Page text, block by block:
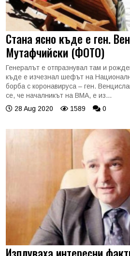
Стана ясно къде е ген.
Мутафчийски (ФОТО)
Генералът е отпразнувал там и
къде е изчезнал шефът на
борба с коронавируса – ген.
се, че началникът на ВМА, е из...
28 Aug 2020
1589 0
Изплуваха интересни